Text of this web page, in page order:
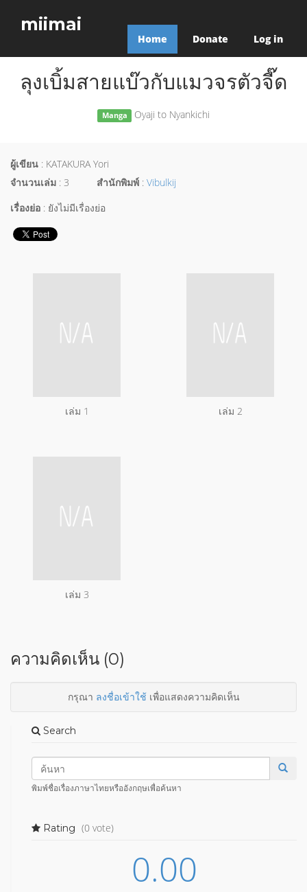
miimai
Home Donate Log in
ลุงเบิ้มสายแบ๊วกับแมวจรตัวจี๊ด
Manga Oyaji to Nyankichi
ผู้เขียน : KATAKURA Yori
จำนวนเล่ม : 3 สำนักพิมพ์ : Vibulkij
เรื่องย่อ : ยังไม่มีเรื่องย่อ
เล่ม 1 เล่ม 2
เล่ม 3
ความคิดเห็น (0)
กรุณา ลงชื่อเข้าใช้เพื่อแสดงความคิดเห็น
Search
พิมพ์ชื่อเรื่องภาษาไทยหรืออังกฤษเพื่อค้นหา
Rating (0 vote)
0.00